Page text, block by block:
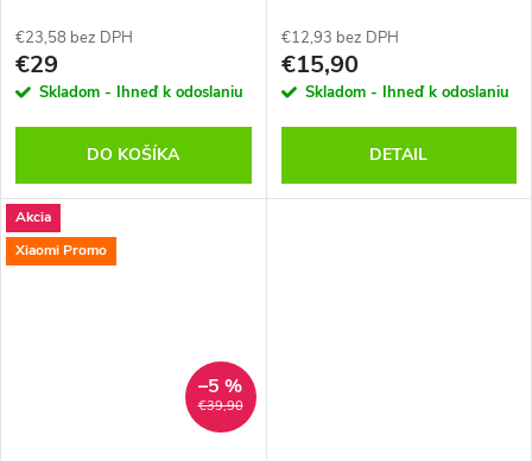
€23,58 bez DPH
€29
Skladom - Ihneď k odoslaniu
DO KOŠÍKA
€12,93 bez DPH
€15,90
Skladom - Ihneď k odoslaniu
DETAIL
Akcia
Xiaomi Promo
€39,90
–5 %